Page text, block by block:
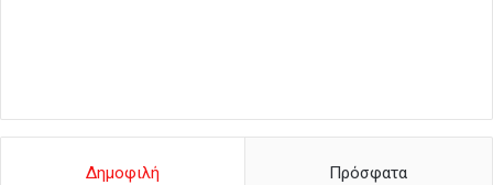
Δημοφιλή Πρόσφατα